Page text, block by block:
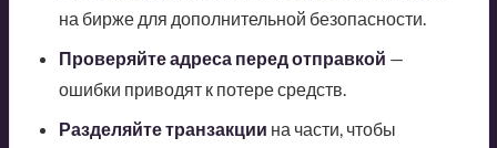
на бирже для дополнительной безопасности.
Проверяйте адреса перед отправкой —
ошибки приводят к потере средств.
Разделяйте транзакции на части, чтобы